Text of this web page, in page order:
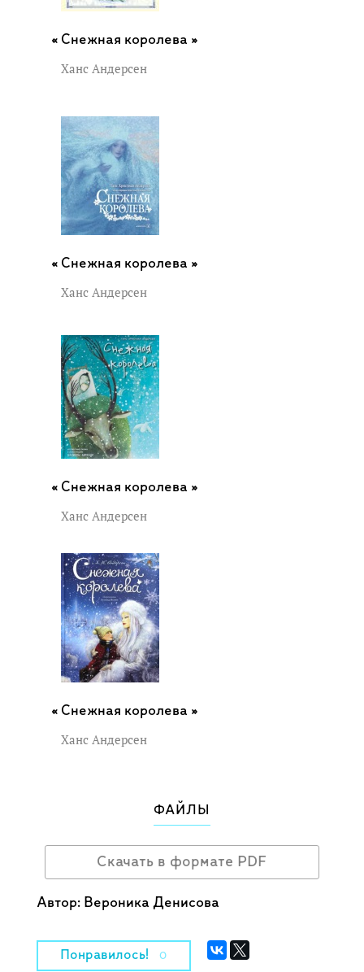
Снежная королева »
Ханс Андерсен
Снежная королева »
Ханс Андерсен
Снежная королева »
Ханс Андерсен
Снежная королева »
Ханс Андерсен
ФАЙЛЫ
Скачать в формате PDF
Автор: Вероника Денисова
Понравилось! 0